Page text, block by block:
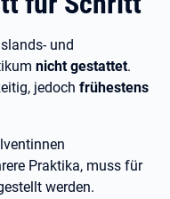
und
nicht gestattet.
jedoch frühestens
Praktika, muss für
werden.